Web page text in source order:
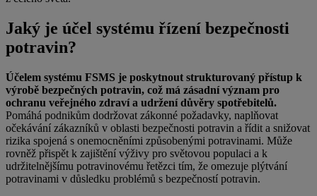
Jaký je účel systému řízení bezpečnosti
potravin?
Účelem systému FSMS je poskytnout strukturovaný přístup k
výrobě bezpečných potravin, což má zásadní význam pro
ochranu veřejného zdraví a udržení důvěry spotřebitelů.
Pomáhá podnikům dodržovat zákonné požadavky, naplňovat
očekávání zákazníků v oblasti bezpečnosti potravin a řídit a snižovat
rizika spojená s onemocněními způsobenými potravinami. Může
rovněž přispět k zajištění výživy pro světovou populaci a k
udržitelnějšímu potravinovému řetězci tím, že omezuje plýtvání
potravinami v důsledku problémů s bezpečností potravin.